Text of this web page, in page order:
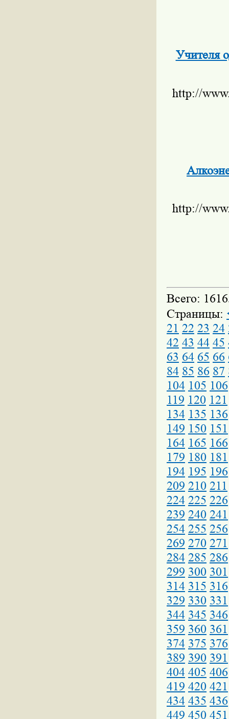
Учителя
http://
http://
Всего:
Страницы:
21 22 23 24
42 43 44 45
63 64 65 66
84 85 86 87
104 105 106
119 120 121
134 135 136
149 150 151
164 165 166
179 180 181
194 195 196
209 210 211
224 225 226
239 240 241
254 255 256
269 270 271
284 285 286
299 300 301
314 315 316
329 330 331
344 345 346
359 360 361
374 375 376
389 390 391
404 405 406
419 420 421
434 435 436
449 450 451